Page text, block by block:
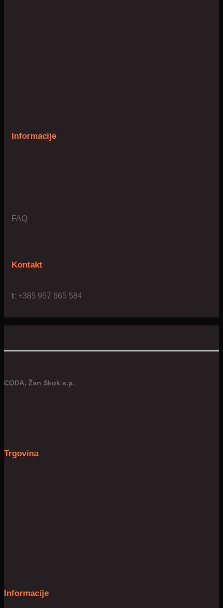
Informacije
FAQ
Kontakt
t: +385 957 665 584
CODA, Žan Skok s.p.,
Trgovina
Informacije